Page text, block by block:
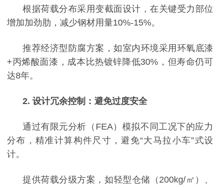
根据荷载分布采用变截面设计，在关键受力部位
增加加劲肋，减少钢材用量10%-15%。
推荐经济型防腐方案，如室内环境采用环氧底漆
+丙烯酸面漆，成本比热镀锌降低30%，但寿命仍可
达8年。
2. 设计冗余控制：避免过度安全
通过有限元分析（ FEA）模拟不同工况下的应力
分布，精准计算构件尺寸，避免“大马拉小车”式设
计。
提供荷载分级方案，如轻型仓储（ 200kg/㎡）、